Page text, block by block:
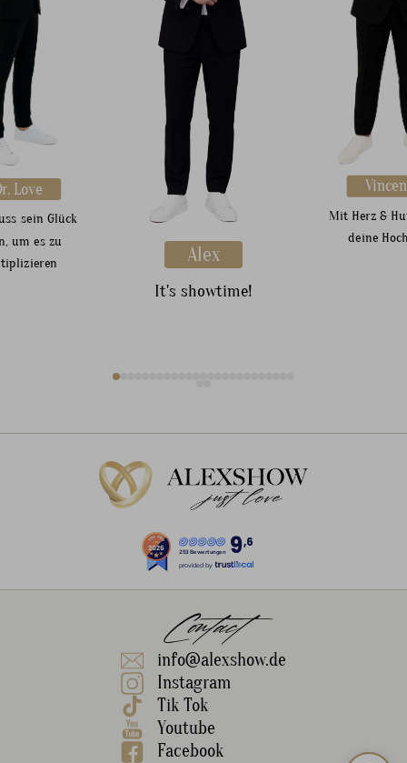
Love
sein Glück
um es zu
Alex
It's showtime!
Mit Herz &
deine
253 Bewertungen 9,6
provided by
Contact
info@alexshow.de
Instagram
Tik Tok
Youtube
Facebook